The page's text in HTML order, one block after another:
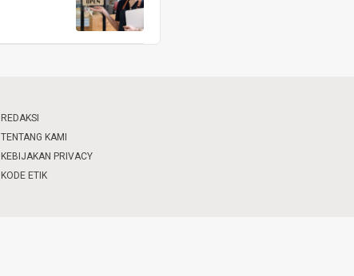
REDAKSI
TENTANG KAMI
KEBIJAKAN PRIVACY
KODE ETIK